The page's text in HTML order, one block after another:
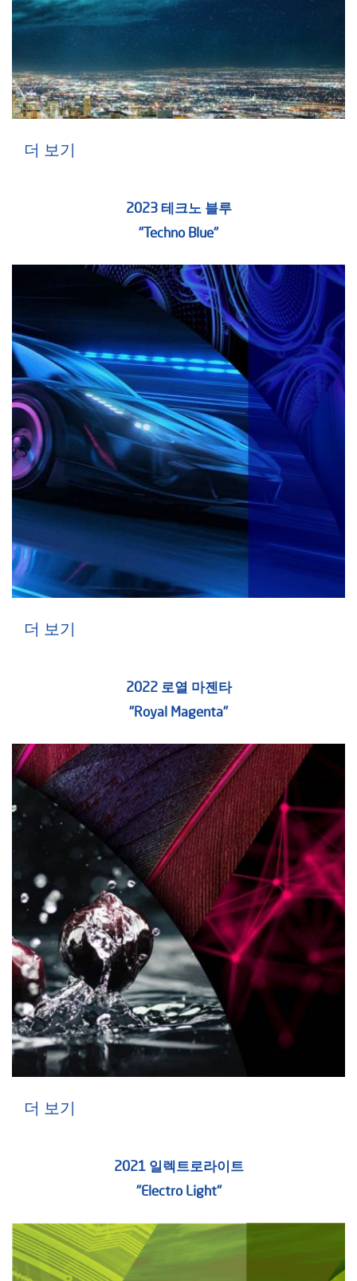
더 보기
2023 테크노 블루
"Techno Blue"
더 보기
2022 로열 마젠타
"Royal Magenta"
더 보기
2021 일렉트로라이트
"Electro Light"